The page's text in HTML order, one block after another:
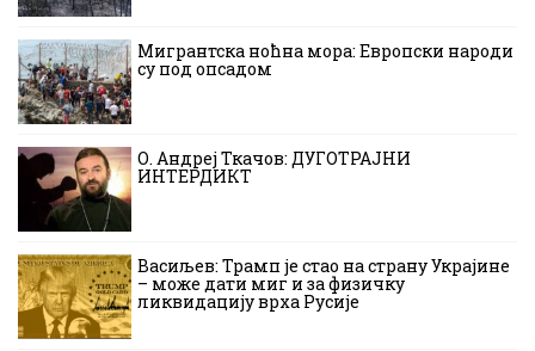
Мигрантска ноћна мора: Европски народи
су под опсадом
О. Андреј Ткачов: ДУГОТРАЈНИ
ИНТЕРДИКТ
Васиљев: Трамп је стао на страну Украјине
– може дати миг и за физичку
ликвидацију врха Русије